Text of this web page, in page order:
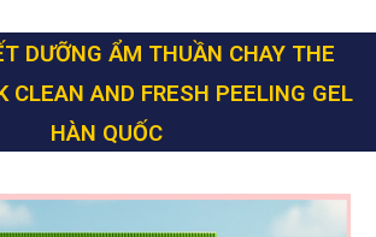
DƯỠNG ẨM THUẦN CHAY THE
CLEAN AND FRESH PEELING GEL
HÀN QUỐC